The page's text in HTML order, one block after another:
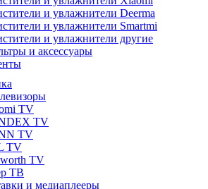
и увлажнители Deerma
и увлажнители Smartmi
и увлажнители другие
и аксессуары
TV
TV
TV
TV
TV
ТВ
и медиаплееры